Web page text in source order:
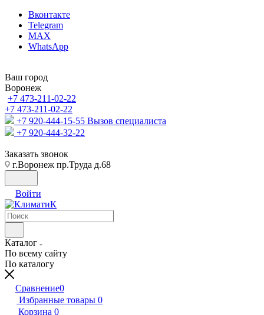
Вконтакте
Telegram
MAX
WhatsApp
Ваш город
Воронеж
+7 473-211-02-22
+7 473-211-02-22
+7 920-444-15-55 Вызов специалиста
+7 920-444-32-22
Заказать звонок
г.Воронеж пр.Труда д.68
Войти
Каталог
По всему сайту
По каталогу
Сравнение0
Избранные товары 0
Корзина 0